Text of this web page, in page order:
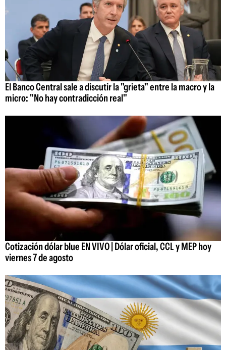
El Banco Central sale a discutir la "grieta" entre la macro y la
micro: "No hay contradicción real"
Cotización dólar blue EN VIVO | Dólar oficial, CCL y MEP hoy
viernes 7 de agosto